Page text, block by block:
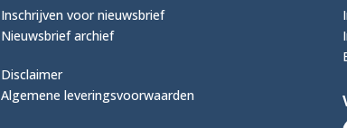
Inschrijven voor nieuwsbrief
Nieuwsbrief archief
Disclaimer
Algemene leveringsvoorwaarden